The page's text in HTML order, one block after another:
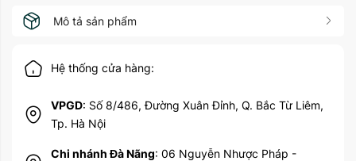
Mô tả sản phẩm
Hệ thống cửa hàng:
VPGD: Số 8/486, Đường Xuân Đỉnh, Q. Bắc Từ Liêm,
Tp. Hà Nội
Chi nhánh Đà Nãng: 06 Nguyễn Nhược Pháp -